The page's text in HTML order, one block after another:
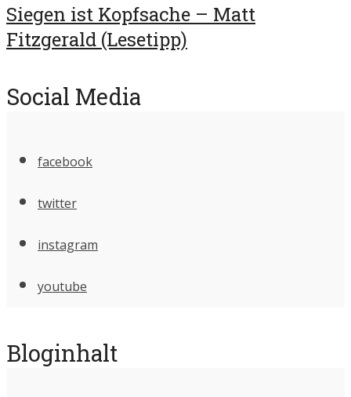
Siegen ist Kopfsache – Matt
Fitzgerald (Lesetipp)
Social Media
facebook
twitter
instagram
youtube
Bloginhalt